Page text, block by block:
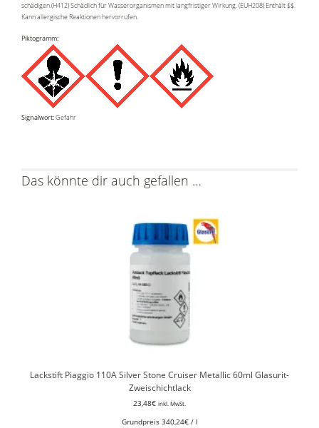
schädigen.(H412) Schädlich für Wasserorganismen mit langfristiger Wirkung. (EUH208) Enthält $$.
Kann allergische Reaktionen hervorrufen.
Piktogramm:
Signalwort:Gefahr
Das könnte dir auch gefallen …
Lackstift Piaggio 110A Silver Stone Cruiser Metallic 60ml Glasurit-
Zweischichtlack
23,48€ inkl. MwSt.
Grundpreis 340,24€/ l